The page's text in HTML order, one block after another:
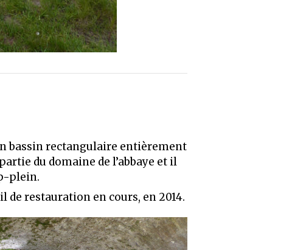
bassin rectangulaire entièrement
du domaine de l’abbaye et il
plein.
restauration en cours, en 2014.